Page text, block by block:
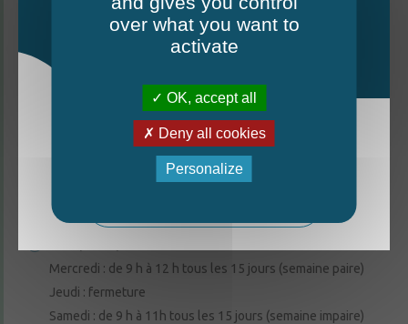
CONTACTEZ-NOUS
6 rue de la Harderie, 49220 Thorigné d’Anjou
02 41 95 32 15
Mercredi : de 9 h à 12 h tous les 15 jours (semaine paire)
Jeudi : fermeture
Samedi : de 9 h à 11h tous les 15 jours (semaine impaire)
La nouvelle édition du Mag est arrivée!
over what you want to
activate
OK, accept all
Deny all cookies
Personalize